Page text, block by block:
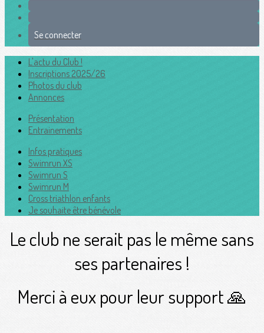
Se connecter
L'actu du Club !
Inscriptions 2025/26
Photos du club
Annonces
Présentation
Entrainements
Infos pratiques
Swimrun XS
Swimrun S
Swimrun M
Cross triathlon enfants
Je souhaite être bénévole
Le club ne serait pas le même sans
ses partenaires !
Merci à eux pour leur support 🙏